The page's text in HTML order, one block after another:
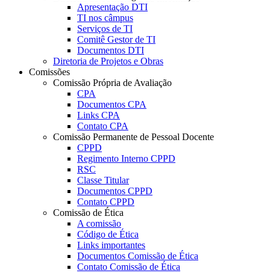
Apresentação DTI
TI nos câmpus
Serviços de TI
Comitê Gestor de TI
Documentos DTI
Diretoria de Projetos e Obras
Comissões
Comissão Própria de Avaliação
CPA
Documentos CPA
Links CPA
Contato CPA
Comissão Permanente de Pessoal Docente
CPPD
Regimento Interno CPPD
RSC
Classe Titular
Documentos CPPD
Contato CPPD
Comissão de Ética
A comissão
Código de Ética
Links importantes
Documentos Comissão de Ética
Contato Comissão de Ética